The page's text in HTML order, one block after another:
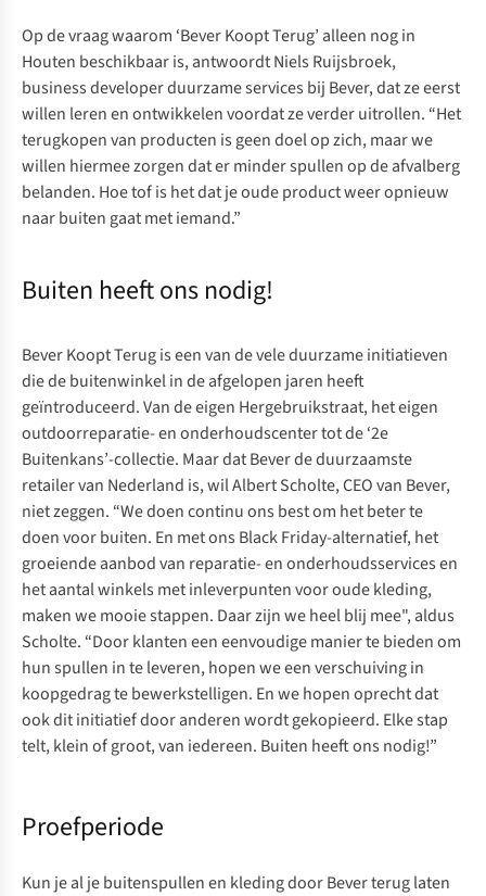
Op de vraag waarom ‘Bever Koopt Terug’ alleen nog in
Houten beschikbaar is, antwoordt Niels Ruijsbroek,
business developer duurzame services bij Bever, dat ze eerst
willen leren en ontwikkelen voordat ze verder uitrollen. “Het
terugkopen van producten is geen doel op zich, maar we
willen hiermee zorgen dat er minder spullen op de afvalberg
belanden. Hoe tof is het dat je oude product weer opnieuw
naar buiten gaat met iemand.”
Buiten heeft ons nodig!
Bever Koopt Terug is een van de vele duurzame initiatieven
die de buitenwinkel in de afgelopen jaren heeft
geïntroduceerd. Van de eigen Hergebruikstraat, het eigen
outdoorreparatie- en onderhoudscenter tot de ‘2e
Buitenkans’-collectie. Maar dat Bever de duurzaamste
retailer van Nederland is, wil Albert Scholte, CEO van Bever,
niet zeggen. “We doen continu ons best om het beter te
doen voor buiten. En met ons Black Friday-alternatief, het
groeiende aanbod van reparatie- en onderhoudsservices en
het aantal winkels met inleverpunten voor oude kleding,
maken we mooie stappen. Daar zijn we heel blij mee", aldus
Scholte. “Door klanten een eenvoudige manier te bieden om
hun spullen in te leveren, hopen we een verschuiving in
koopgedrag te bewerkstelligen. En we hopen oprecht dat
ook dit initiatief door anderen wordt gekopieerd. Elke stap
telt, klein of groot, van iedereen. Buiten heeft ons nodig!”
Proefperiode
Kun je al je buitenspullen en kleding door Bever terug laten